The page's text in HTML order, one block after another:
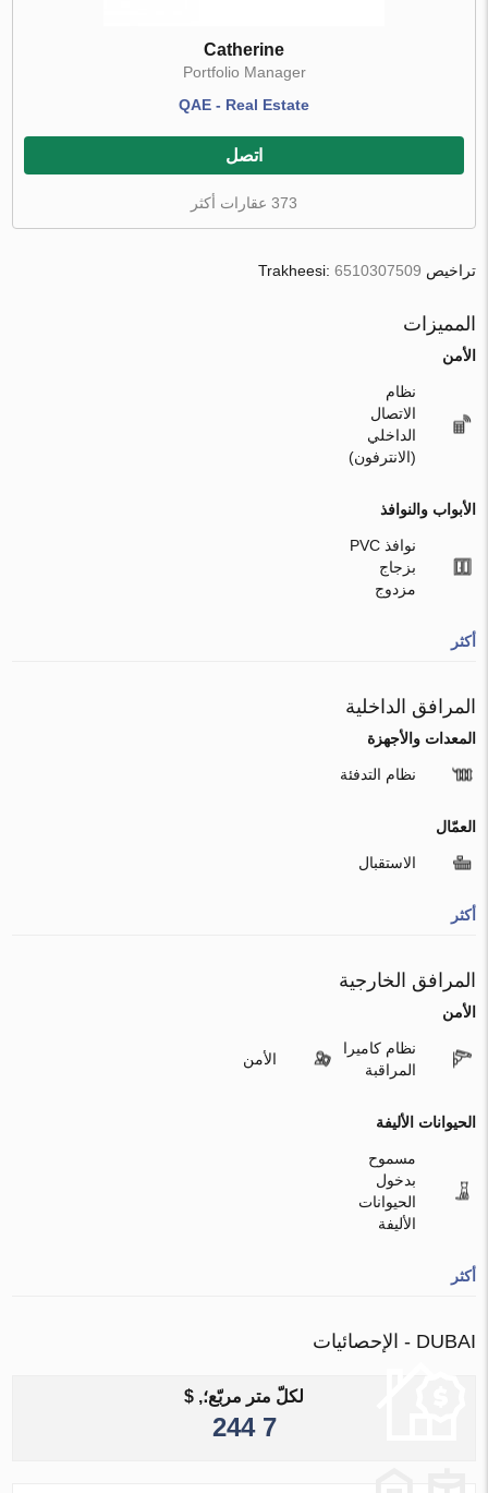
Catherine
Portfolio Manager
QAE - Real Estate
اتصل
373 عقارات أكثر
تراخيص Trakheesi: 6510307509
المميزات
الأمن
نظام
الاتصال
الداخلي
(الانترفون)
الأبواب والنوافذ
نوافذ PVC
بزجاج
مزدوج
أكثر
المرافق الداخلية
المعدات والأجهزة
نظام التدفئة
العمّال
الاستقبال
أكثر
المرافق الخارجية
الأمن
نظام كاميرا
المراقبة
الأمن
الحيوانات الأليفة
مسموح
بدخول
الحيوانات
الأليفة
أكثر
DUBAI - الإحصائيات
لكلّ متر مربّع؛, $
7 244